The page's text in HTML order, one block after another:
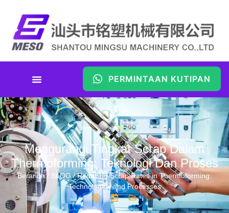
PERMINTAAN KUTIPAN
Mengurangi Tingkat Scrap Dalam
Thermoforming: Teknologi Dan Proses
Beranda/ BLOG/ Reducing Scrap Rates in Thermoforming:
Technologies and Processes